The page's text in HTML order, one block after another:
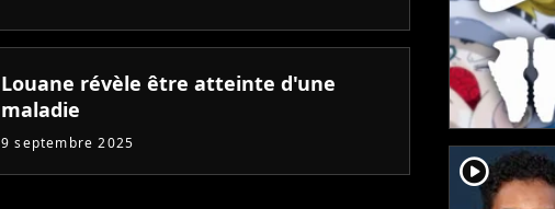
Louane révèle être atteinte d'une
maladie
9 septembre 2025
player2